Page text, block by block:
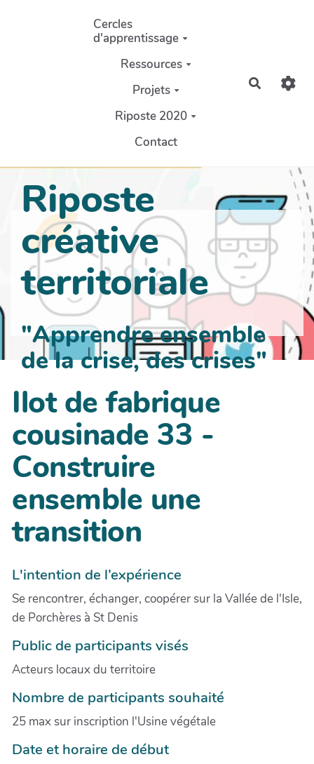
Aller au contenu principal
Cercles
d'apprentissage
Ressources
Projets
Riposte 2020
Contact
Riposte
créative
territoriale
"Apprendre ensemble
de la crise, des crises"
Ilot de fabrique
cousinade 33 -
Construire
ensemble une
transition
L'intention de l’expérience
Se rencontrer, échanger, coopérer sur la Vallée de l'Isle,
de Porchères à St Denis
Public de participants visés
Acteurs locaux du territoire
Nombre de participants souhaité
25 max sur inscription l'Usine végétale
Date et horaire de début